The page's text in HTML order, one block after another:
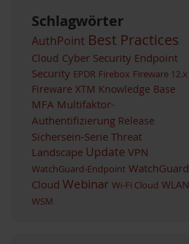
Schlagwörter
AuthPoint Best Practices
Cloud Cyber Security Endpoint
Security EPDR Firebox Fireware 12.x
Fireware XTM Knowledge Base
MFA Multifaktor-
Authentifizierung Release
Sichersein-Serie Threat
Landscape Update VPN
WatchGuard-Endpoint WatchGuard
Cloud Webinar Wi-Fi Cloud WLAN
WSM